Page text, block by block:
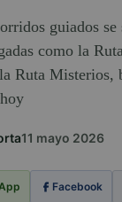
guiados se
como la
Ruta Misterios,
11 mayo 2026
Facebook